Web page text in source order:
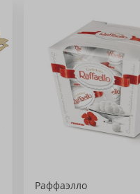
Раффаэлло